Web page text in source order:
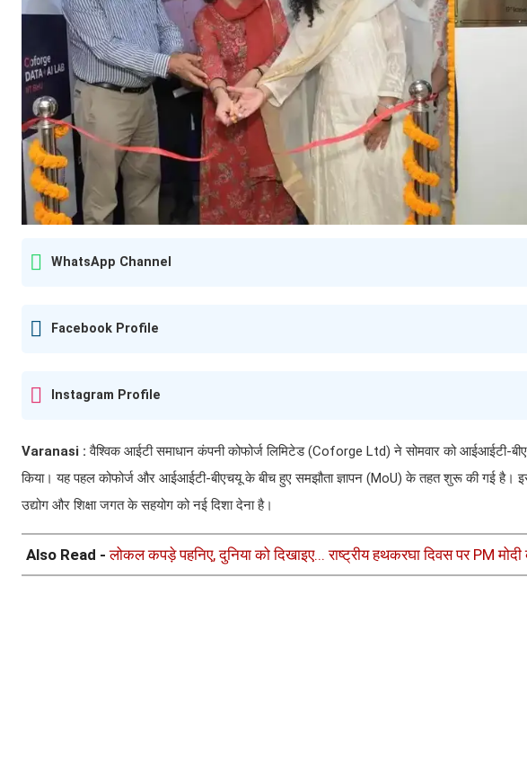
WhatsApp Channel
Facebook Profile
Instagram Profile
Varanasi : वैश्विक आईटी समाधान कंपनी कोफोर्ज लिमिटेड (Coforge Ltd) ने सोमवार को आईआईटी-
किया। यह पहल कोफोर्ज और आईआईटी-बीएचयू के बीच हुए समझौता ज्ञापन (MoU) के तहत शुरू की गई है।
उद्योग और शिक्षा जगत के सहयोग को नई दिशा देना है।
Also Read -लोकल कपड़े पहनिए, दुनिया को दिखाइए... राष्ट्रीय हथकरघा दिवस पर PM